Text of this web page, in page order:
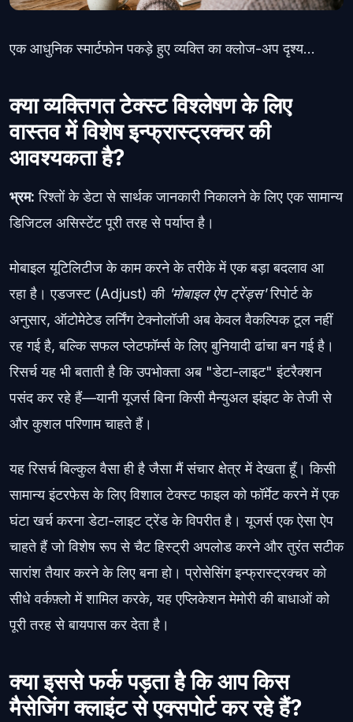
एक आधुनिक स्मार्टफोन पकड़े हुए व्यक्ति का क्लोज-अप दृश्य...
क्या व्यक्तिगत टेक्स्ट विश्लेषण के लिए
वास्तव में विशेष इन्फ्रास्ट्रक्चर की
आवश्यकता है?
भ्रम: रिश्तों के डेटा से सार्थक जानकारी निकालने के लिए एक सामान्य
डिजिटल असिस्टेंट पूरी तरह से पर्याप्त है।
मोबाइल यूटिलिटीज के काम करने के तरीके में एक बड़ा बदलाव आ
रहा है। एडजस्ट (Adjust) की 'मोबाइल ऐप ट्रेंड्स'रिपोर्ट के
अनुसार, ऑटोमेटेड लर्निंग टेक्नोलॉजी अब केवल वैकल्पिक टूल नहीं
रह गई है, बल्कि सफल प्लेटफॉर्म्स के लिए बुनियादी ढांचा बन गई है।
रिसर्च यह भी बताती है कि उपभोक्ता अब "डेटा-लाइट" इंटरैक्शन
पसंद कर रहे हैं—यानी यूजर्स बिना किसी मैन्युअल झंझट के तेजी से
और कुशल परिणाम चाहते हैं।
यह रिसर्च बिल्कुल वैसा ही है जैसा मैं संचार क्षेत्र में देखता हूँ। किसी
सामान्य इंटरफेस के लिए विशाल टेक्स्ट फाइल को फॉर्मेट करने में एक
घंटा खर्च करना डेटा-लाइट ट्रेंड के विपरीत है। यूजर्स एक ऐसा ऐप
चाहते हैं जो विशेष रूप से चैट हिस्ट्री अपलोड करने और तुरंत सटीक
सारांश तैयार करने के लिए बना हो। प्रोसेसिंग इन्फ्रास्ट्रक्चर को
सीधे वर्कफ़्लो में शामिल करके, यह एप्लिकेशन मेमोरी की बाधाओं को
पूरी तरह से बायपास कर देता है।
क्या इससे फर्क पड़ता है कि आप किस
मैसेजिंग क्लाइंट से एक्सपोर्ट कर रहे हैं?